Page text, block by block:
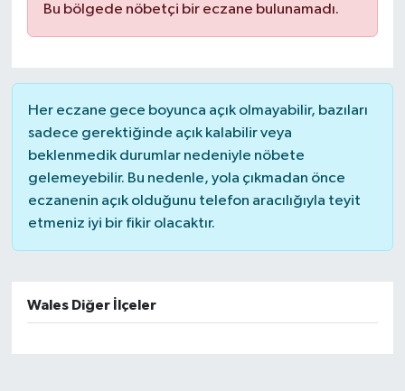
Bu bölgede nöbetçi bir eczane bulunamadı.
Her eczane gece boyunca açık olmayabilir, bazıları
sadece gerektiğinde açık kalabilir veya
beklenmedik durumlar nedeniyle nöbete
gelemeyebilir. Bu nedenle, yola çıkmadan önce
eczanenin açık olduğunu telefon aracılığıyla teyit
etmeniz iyi bir fikir olacaktır.
Wales Diğer İlçeler